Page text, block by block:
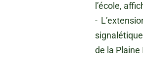
l’école,
-
de la Plaine